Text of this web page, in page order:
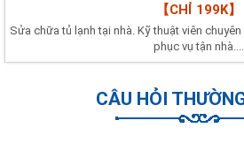
【CHỈ 199K】
Sửa chữa tủ lạnh tại nhà. Kỹ thuật viên
phục vụ tận nhà....
CÂU HỎI